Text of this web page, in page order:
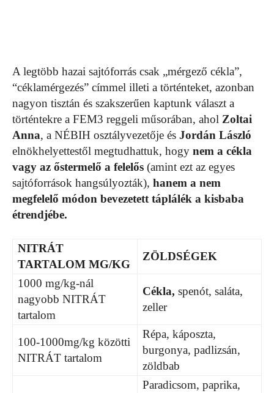
A legtöbb hazai sajtóforrás csak „mérgező cékla”,
“céklamérgezés” címmel illeti a történteket, azonban
nagyon tisztán és szakszerűen kaptunk választ a
történtekre a FEM3 reggeli műsorában, ahol Zoltai
Anna, a NÉBIH osztályvezetője és Jordán László
elnökhelyettestől megtudhattuk, hogy nem a cékla
vagy az őstermelő a felelős (amint ezt az egyes
sajtóforrások hangsúlyozták), hanem a nem
megfelelő módon bevezetett táplálék a kisbaba
étrendjébe.
NITRÁT
TARTALOM MG/KG
ZÖLDSÉGEK
1000 mg/kg-nál
nagyobb NITRÁT
tartalom
Cékla, spenót, saláta,
zeller
100-1000mg/kg közötti
NITRÁT tartalom
Répa, káposzta,
burgonya, padlizsán,
zöldbab
Paradicsom, paprika,